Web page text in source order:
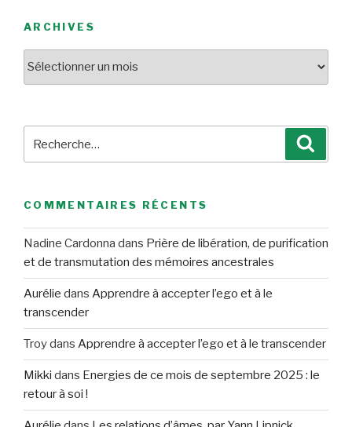
ARCHIVES
COMMENTAIRES RÉCENTS
Nadine Cardonna dans Prière de libération, de purification
et de transmutation des mémoires ancestrales
Aurélie dans Apprendre à accepter l’ego et à le
transcender
Troydans Apprendre à accepter l’ego et à le transcender
Mikki dans Energies de ce mois de septembre 2025 : le
retour à soi !